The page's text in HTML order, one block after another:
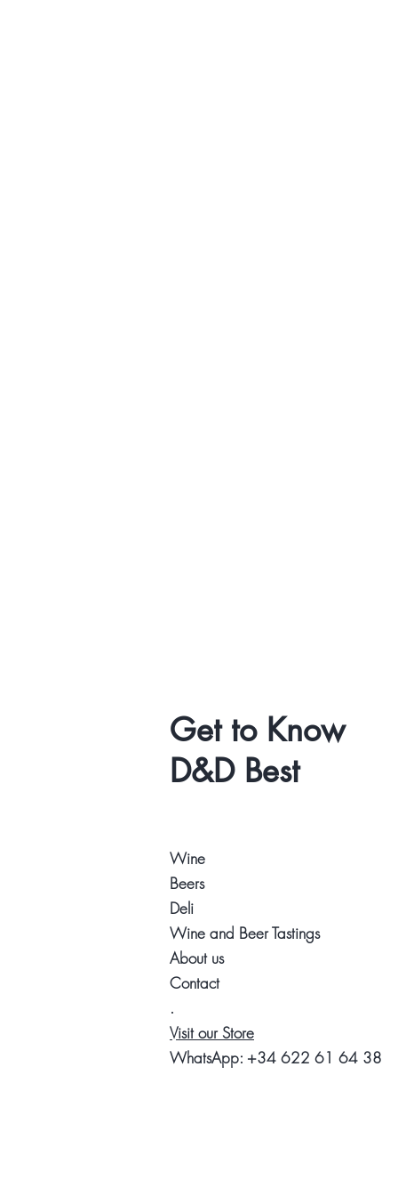
Get to Know
D&D Best
Wine
Beers
Deli
Wine and Beer Tastings
About us
Contact
.
Visit our Store
WhatsApp: +34 622 61 64 38